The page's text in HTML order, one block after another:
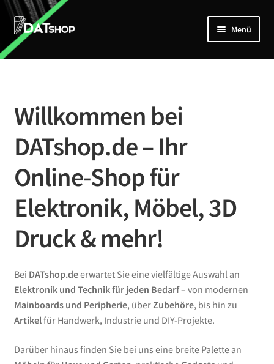
Zur
Navigation
springen
Zum
Inhalt
springen
Menü
Home
Mein Account
Kontakt
Willkommen bei
DATshop.de – Ihr
Online-Shop für
Elektronik, Möbel, 3D
Druck & mehr!
Bei DATshop.deerwartet Sie eine vielfältige Auswahl an
Elektronik und Technik für jeden Bedarf– von modernen
Mainboards und Peripherie, überZubehöre, bis hin zu
Artikelfür Handwerk, Industrie und DIY-Projekte.
Darüber hinaus finden Sie bei uns eine breite Palette an